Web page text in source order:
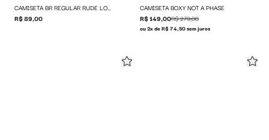
CAMISETA BR REGULAR RUDE LOGO
R$ 89,00
CAMISETA BOXY NOT A PHASE
R$ 149,00R$ 279,00
ou 2x de R$ 74,50 sem juros